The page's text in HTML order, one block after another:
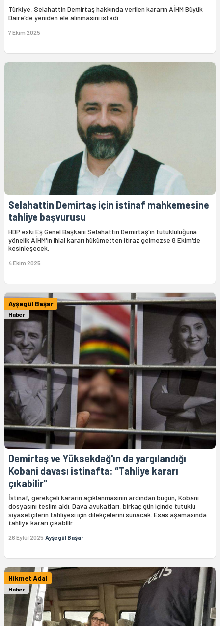
Türkiye, Selahattin Demirtaş hakkında verilen kararın AİHM Büyük
Daire'de yeniden ele alınmasını istedi.
7 Ekim 2025
Selahattin Demirtaş için istinaf mahkemesine
tahliye başvurusu
HDP eski Eş Genel Başkanı Selahattin Demirtaş'ın tutukluluğuna
yönelik AİHM'in ihlal kararı hükümetten itiraz gelmezse 8 Ekim'de
kesinleşecek.
4 Ekim 2025
Ayşegül Başar
Haber
Demirtaş ve Yüksekdağ'ın da yargılandığı
Kobani davası istinafta: “Tahliye kararı
çıkabilir”
İstinaf, gerekçeli kararın açıklanmasının ardından bugün, Kobani
dosyasını teslim aldı. Dava avukatları, birkaç gün içinde tutuklu
siyasetçilerin tahliyesi için dilekçelerini sunacak. Esas aşamasında
tahliye kararı çıkabilir.
26 Eylül 2025 Ayşegül Başar
Hikmet Adal
Haber